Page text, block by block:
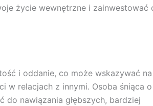
życie wewnętrzne i zainwestować
i oddanie, co może wskazywać na
w relacjach z innymi. Osoba śniąca o
nawiązania głębszych, bardziej